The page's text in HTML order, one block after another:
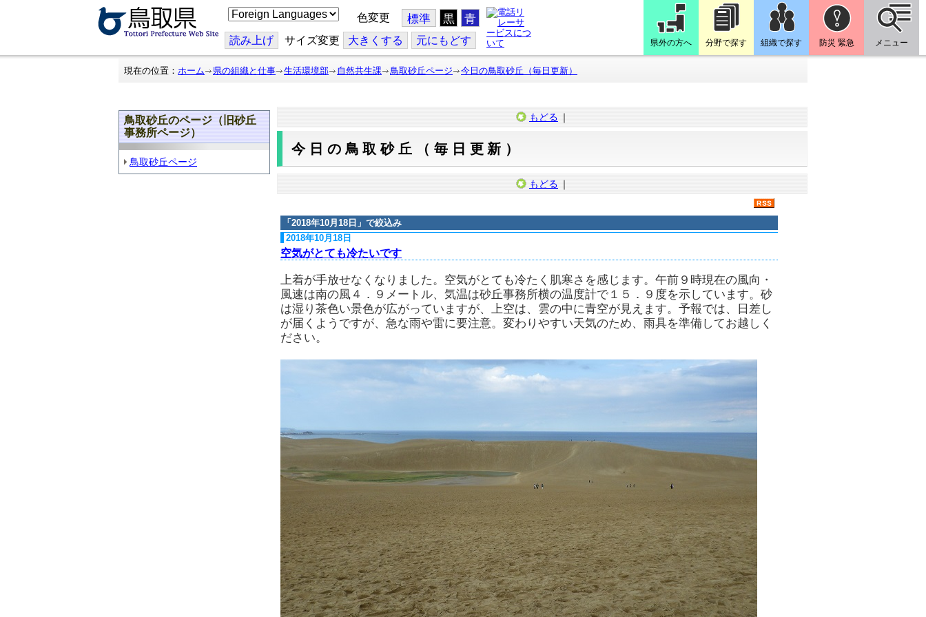
こ
の
ジ
を
翻
色変更 標準 黒 青
読み上げ サイズ変更 大きくする 元にもどす 県外の方へ 分野で探す 組織で探す 防災 緊急 メニュー
現在の位置： ホーム 県の組織と仕事 生活環境部 自然共生課 鳥取砂丘ページ 今日の鳥取砂丘（毎日更新）
鳥取砂丘のページ（旧砂丘
事務所ページ）
鳥取砂丘ページ
もどる ｜
今日の鳥取砂丘（毎日更新）
もどる ｜
「 2018年10月18日 」で絞込み
2018年10月18日
空気がとても冷たいです
上着が手放せなくなりました。空気がとても冷たく肌寒さを感じます。午前９時現在の風向・
風速は南の風４．９メートル、気温は砂丘事務所横の温度計で１５．９度を示しています。砂
は湿り茶色い景色が広がっていますが、上空は、雲の中に青空が見えます。予報では、日差し
が届くようですが、急な雨や雷に要注意。変わりやすい天気のため、雨具を準備してお越しく
ださい。